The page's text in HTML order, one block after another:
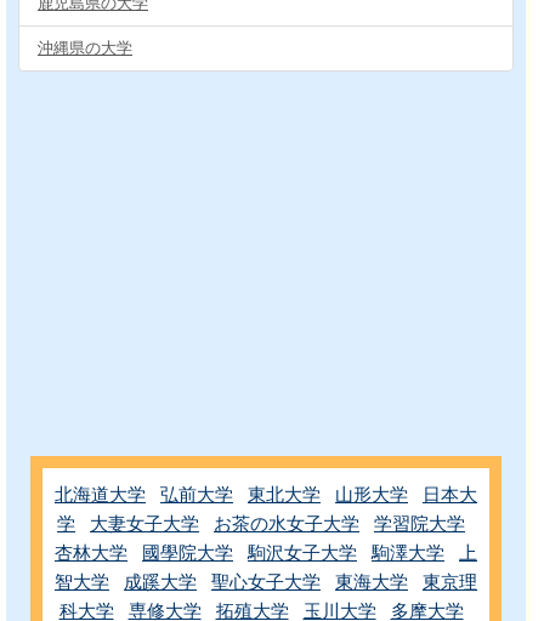
沖縄県の大学
北海道大学 弘前大学 東北大学 山形大学
日本大
学
大妻女子大学 お茶の水女子大学
学習院大学
杏林大学
國學院大学 駒沢女子大学 駒澤大学
上
智大学
成蹊大学 聖心女子大学 東海大学
東京理
科大学
専修大学 拓殖大学 玉川大学
多摩大学